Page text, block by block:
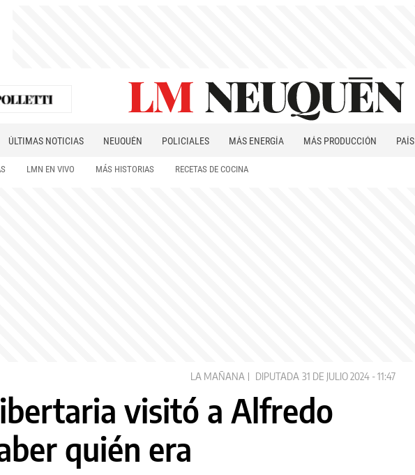
ÚLTIMAS NOTICIAS NEUQUÉN POLICIALES MÁS ENERGÍA MÁS PRODUCCIÓN PAÍS
LMN EN VIVO MÁS HISTORIAS RECETAS DE COCINA
LA MAÑANA DIPUTADA 31 DE JULIO 2024 - 11:47
visitó a Alfredo
quién era